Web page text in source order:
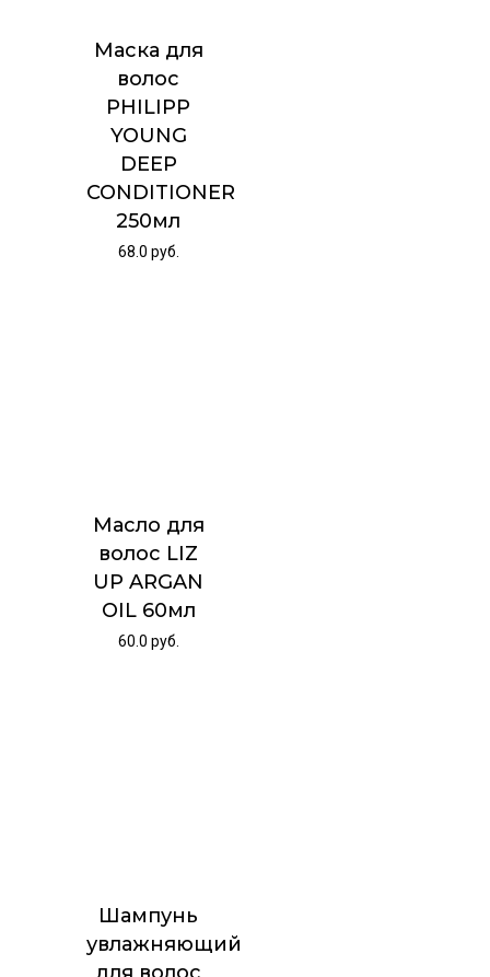
Маска для
волос
PHILIPP
YOUNG
DEEP
CONDITIONER
250мл
68.0 руб.
Масло для
волос LIZ
UP ARGAN
OIL 60мл
60.0 руб.
Шампунь
увлажняющий